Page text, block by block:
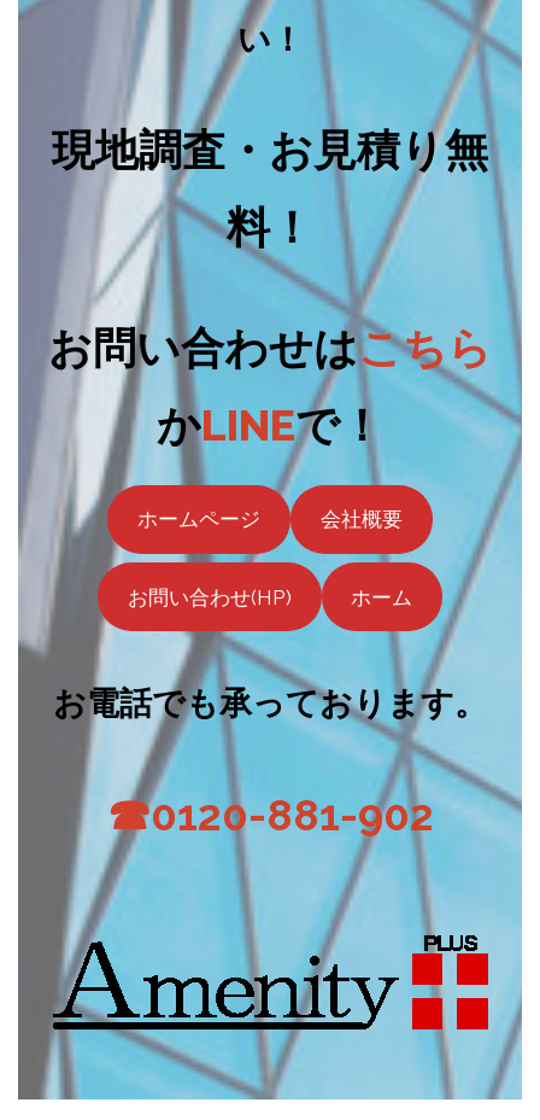
い！
現地調査・お見積り無
料！
お問い合わせはこちら
かLINEで！
ホームページ 会社概要
お問い合わせ(HP) ホーム
お電話でも承っております。
☎0120-881-902